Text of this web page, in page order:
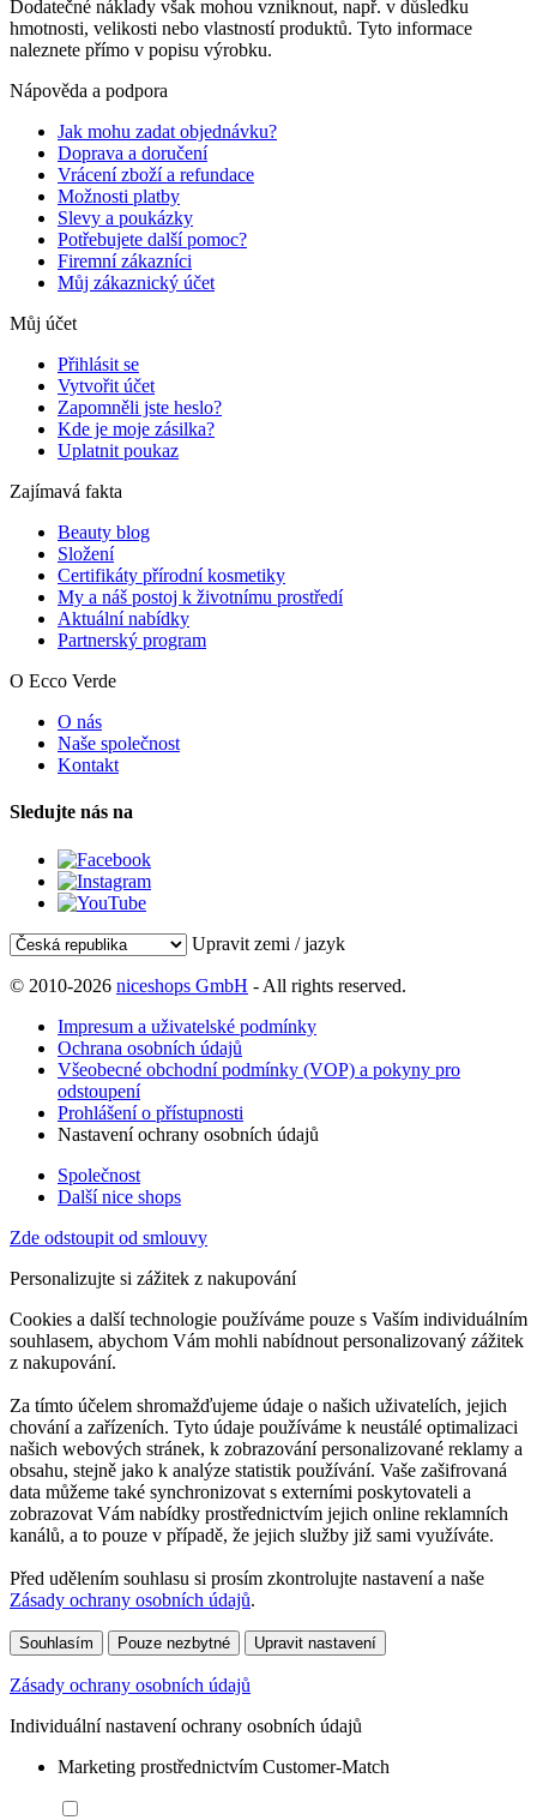
Dodatečné náklady však mohou vzniknout, např. v důsledku
hmotnosti, velikosti nebo vlastností produktů. Tyto informace
naleznete přímo v popisu výrobku.
Nápověda a podpora
Jak mohu zadat objednávku?
Doprava a doručení
Vrácení zboží a refundace
Možnosti platby
Slevy a poukázky
Potřebujete další pomoc?
Firemní zákazníci
Můj zákaznický účet
Můj účet
Přihlásit se
Vytvořit účet
Zapomněli jste heslo?
Kde je moje zásilka?
Uplatnit poukaz
Zajímavá fakta
Beauty blog
Složení
Certifikáty přírodní kosmetiky
My a náš postoj k životnímu prostředí
Aktuální nabídky
Partnerský program
O Ecco Verde
O nás
Naše společnost
Kontakt
Sledujte nás na
Upravit zemi / jazyk
© 2010-2026 niceshops GmbH - All rights reserved.
Impresum a uživatelské podmínky
Ochrana osobních údajů
Všeobecné obchodní podmínky (VOP) a pokyny pro
odstoupení
Prohlášení o přístupnosti
Nastavení ochrany osobních údajů
Společnost
Další nice shops
Zde odstoupit od smlouvy
Personalizujte si zážitek z nakupování
Cookies a další technologie používáme pouze s Vaším individuálním
souhlasem, abychom Vám mohli nabídnout personalizovaný zážitek
z nakupování.
Za tímto účelem shromažďujeme údaje o našich uživatelích, jejich
chování a zařízeních. Tyto údaje používáme k neustálé optimalizaci
našich webových stránek, k zobrazování personalizované reklamy a
obsahu, stejně jako k analýze statistik používání. Vaše zašifrovaná
data můžeme také synchronizovat s externími poskytovateli a
zobrazovat Vám nabídky prostřednictvím jejich online reklamních
kanálů, a to pouze v případě, že jejich služby již sami využíváte.
Před udělením souhlasu si prosím zkontrolujte nastavení a naše
Zásady ochrany osobních údajů.
Souhlasím Pouze nezbytné Upravit nastavení
Zásady ochrany osobních údajů
Individuální nastavení ochrany osobních údajů
Marketing prostřednictvím Customer-Match